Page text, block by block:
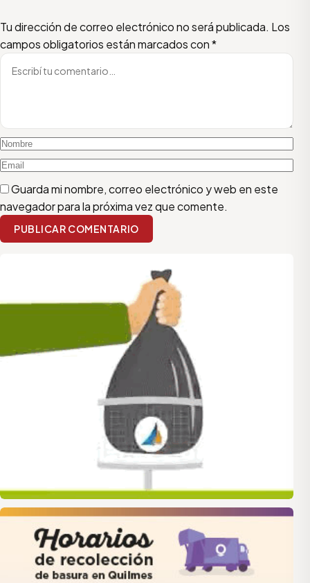
Tu dirección de correo electrónico no será publicada. Los
campos obligatorios están marcados con*
Escribí tu comentario
Nombre
Email
Guarda mi nombre, correo electrónico y web en este
navegador para la próxima vez que comente.
PUBLICAR COMENTARIO
quilmes